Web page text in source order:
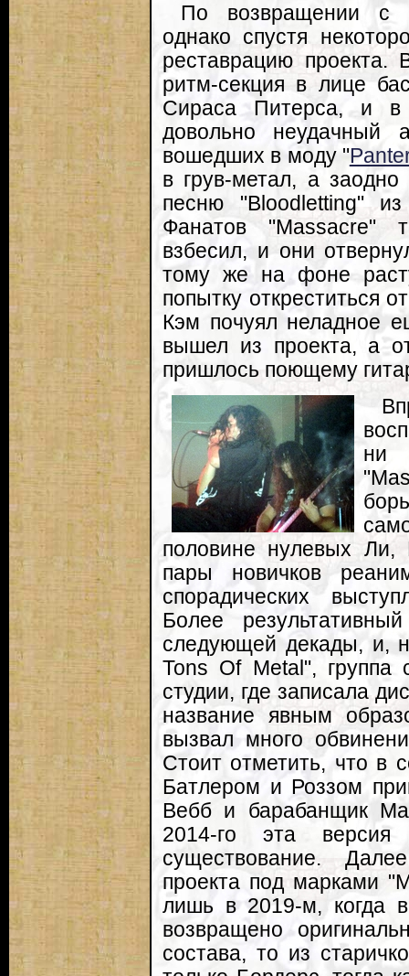
По возвращении с
однако спустя
реставрацию
ритм-секция в лице
Сираса Питерса, и в
довольно неудачный
вошедших в моду "
в грув-метал, а
песню "Bloodletting"
Фанатов "Massacre"
взбесил, и они
тому же на фоне
попытку откреститься
Кэм почуял неладное
вышел из проекта, а
пришлось поющему
ни
половине нулевых
пары новичков
спорадических
Более
следующей декады, и,
Tons Of Metal", группа
студии, где записала
название явным
вызвал много
Стоит отметить, что в
Батлером и Роззом
Вебб и барабанщик
2014-го эта версия
существование.
проекта под марками
лишь в 2019-м, когда
возвращено
состава, то из